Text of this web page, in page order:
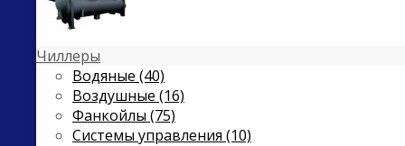
Чиллеры
Водяные (40)
Воздушные (16)
Фанкойлы (75)
Системы управления (10)